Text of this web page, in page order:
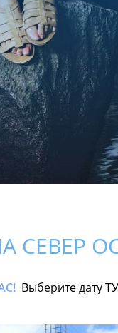
СЕВЕР
Выберите дату